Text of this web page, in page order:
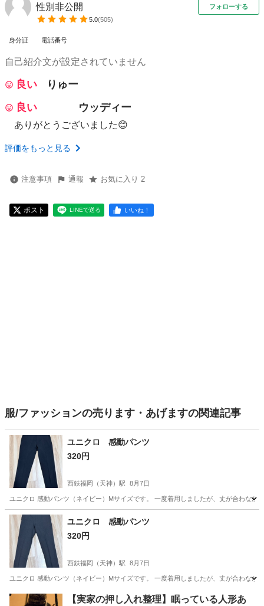
性別非公開
5.0(505)
フォローする
身分証 電話番号
自己紹介文が設定されていません
良い
りゅー
良い
ウッディー
ありがとうございました😊
評価をもっと見る
注意事項 通報 お気に入り 2
ポスト LINEで送る いいね！
服/ファッションの売ります・あげますの関連記事
ユニクロ 感動パンツ
320円
西鉄福岡（天神）駅 8月7日
ユニクロ 感動パンツ（ネイビー）Mサイズです。 一度着用しましたが、丈が合わな
福岡 福岡市 西鉄福岡（天神）駅
ユニクロ 感動パンツ
320円
西鉄福岡（天神）駅 8月7日
ユニクロ 感動パンツ（ネイビー）Mサイズです。 一度着用しましたが、丈が合わな
福岡 福岡市 西鉄福岡（天神）駅 パンツ ユニクロ
【実家の押し入れ整理】眠っている人形あ